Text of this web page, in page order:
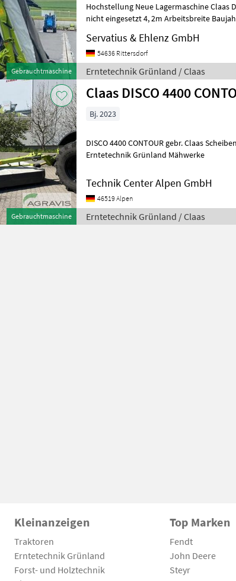
Gebrauchtmaschine
Hochstellung Neue Lagermaschine Claas Disco
nicht eingesetzt 4, 2m Arbeitsbreite Baujahr 2023 2 DW Steuergeräte
Servatius & Ehlenz GmbH
54636 Rittersdorf
Erntetechnik Grünland / Claas
Gebrauchtmaschine
Claas DISCO 4400
Bj. 2023
DISCO 4400 CONTOUR gebr. Claas Scheibenmäher Verschleißkufen
Erntetechnik Grünland Mähwerke
Technik Center Alpen GmbH
46519 Alpen
Erntetechnik Grünland / Claas
Kleinanzeigen
Traktoren
Erntetechnik Grünland
Forst- und Holztechnik
Top Marken
Fendt
John Deere
Steyr